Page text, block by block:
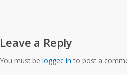
Leave a Reply
You must be logged in to post a